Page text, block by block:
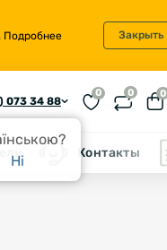
Подробнее Закрыть
073 34 88
0 0 0
Контакты
Ні